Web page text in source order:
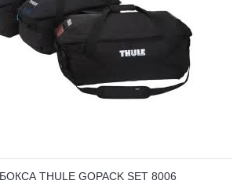
THULE GOPACK SET 8006